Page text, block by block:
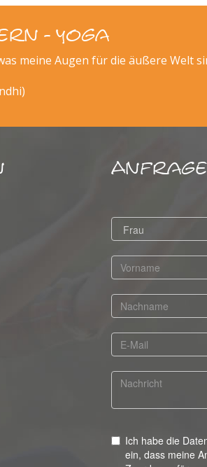
- Yoga
meine Augen für die äußere Welt
Anfrage